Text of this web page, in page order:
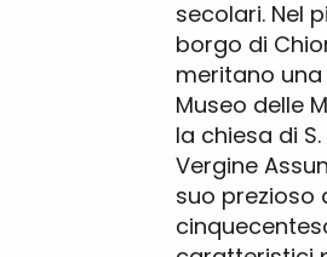
secolari. Nel
borgo di
meritano
Museo delle
la chiesa di
Vergine
suo prezioso